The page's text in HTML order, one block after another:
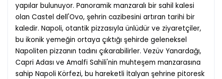
yapılar bulunuyor. Panoramik manzaralı bir sahil kalesi
olan Castel dell'Ovo, şehrin cazibesini artıran tarihi bir
kaledir. Napoli, otantik pizzasıyla ünlüdür ve ziyaretçiler,
bu ikonik yemeğin ortaya çıktığı şehirde geleneksel
Napoliten pizzanın tadını çıkarabilirler. Vezüv Yanardağı,
Capri Adası ve Amalfi Sahili'nin muhteşem manzarasına
sahip Napoli Körfezi, bu hareketli İtalyan şehrine pitoresk